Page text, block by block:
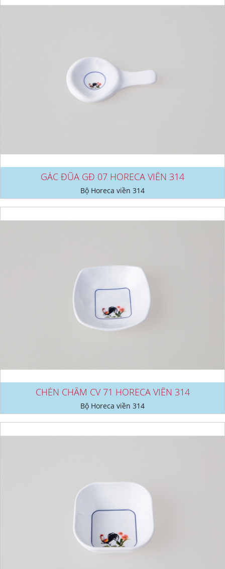
GÁC ĐŨA GĐ 07 HORECA VIỀN 314
Bộ Horeca viền 314
CHÉN CHẤM CV 71 HORECA VIỀN 314
Bộ Horeca viền 314